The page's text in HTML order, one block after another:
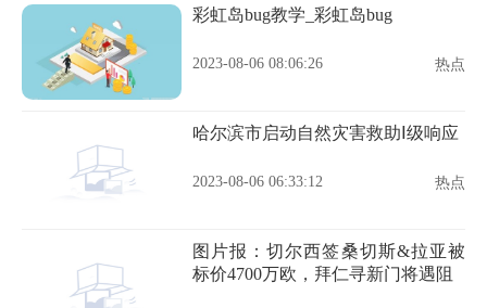
彩虹岛bug教学_彩虹岛bug
2023-08-06 08:06:26 热点
哈尔滨市启动自然灾害救助Ⅰ级响应
2023-08-06 06:33:12 热点
图片报：切尔西签桑切斯&拉亚被
标价4700万欧，拜仁寻新门将遇阻